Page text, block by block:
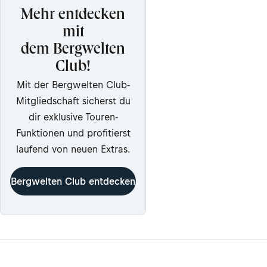
Mehr entdecken
mit
dem Bergwelten
Club!
Mit der Bergwelten Club-
Mitgliedschaft sicherst du
dir exklusive Touren-
Funktionen und profitierst
laufend von neuen Extras.
Bergwelten Club entdecken